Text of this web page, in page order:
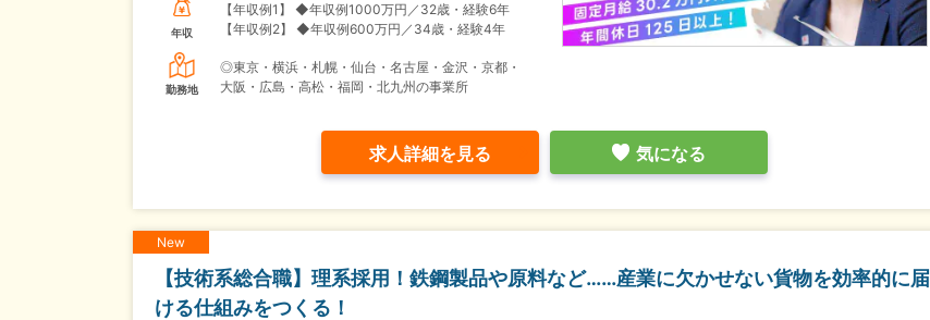
年収
【年収例1】
◆年収例1000万円／32歳・経験6年
【年収例2】
◆年収例600万円／34歳・経験4年
勤務地
◎東京・横浜・札幌・仙台・名古屋・金沢・京都・
大阪・広島・高松・福岡・北九州の事業所
求人詳細を見る 気になる
New
【技術系総合職】理系採用！鉄鋼製品や原料など……産業に欠かせない貨物を効率的に届
ける仕組みをつくる！